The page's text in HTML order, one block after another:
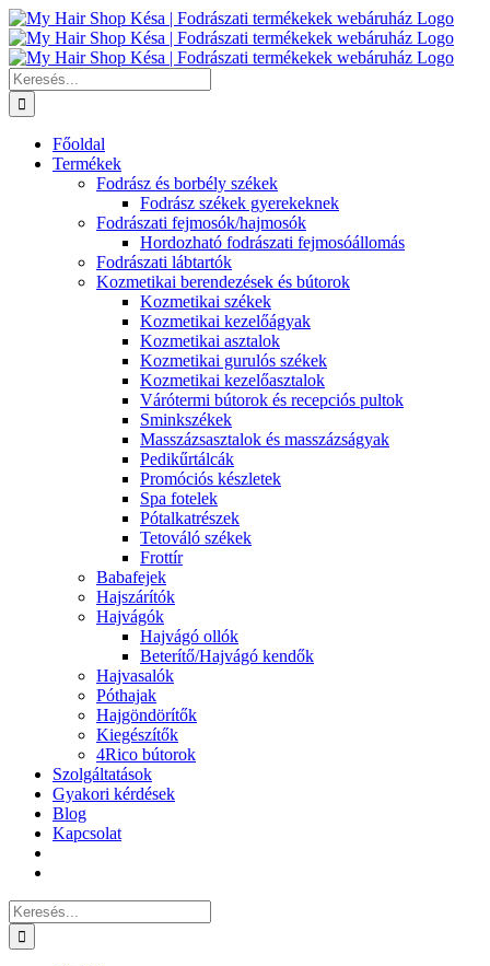
Kihagyás
Keresés...
Főoldal
Termékek
Fodrász és borbély székek
Fodrász székek gyerekeknek
Fodrászati fejmosók/hajmosók
Hordozható fodrászati fejmosóállomás
Fodrászati lábtartók
Kozmetikai berendezések és bútorok
Kozmetikai székek
Kozmetikai kezelőágyak
Kozmetikai asztalok
Kozmetikai gurulós székek
Kozmetikai kezelőasztalok
Várótermi bútorok és recepciós pultok
Sminkszékek
Masszázsasztalok és masszázságyak
Pedikűrtálcák
Promóciós készletek
Spa fotelek
Pótalkatrészek
Tetováló székek
Frottír
Babafejek
Hajszárítók
Hajvágók
Hajvágó ollók
Beterítő/Hajvágó kendők
Hajvasalók
Póthajak
Hajgöndörítők
Kiegészítők
4Rico bútorok
Szolgáltatások
Gyakori kérdések
Blog
Kapcsolat
Keresés...